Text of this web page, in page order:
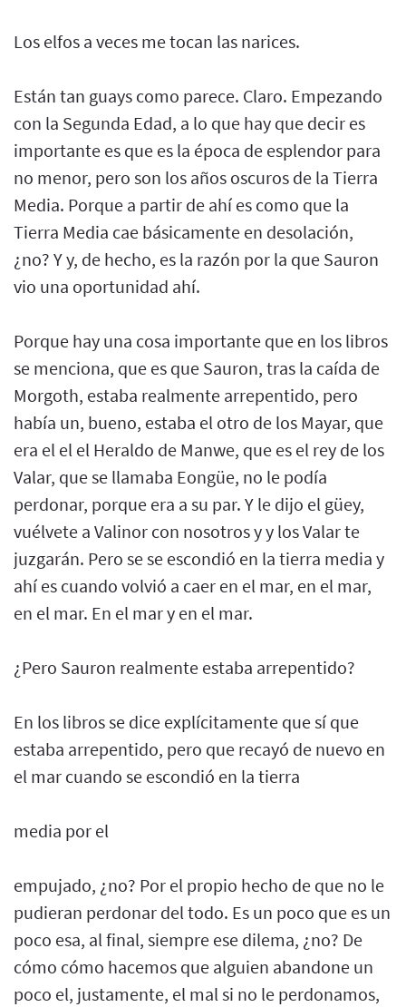
Los elfos a veces me tocan las narices.
Están tan guays como parece. Claro. Empezando
con la Segunda Edad, a lo que hay que decir es
importante es que es la época de esplendor para
no menor, pero son los años oscuros de la Tierra
Media. Porque a partir de ahí es como que la
Tierra Media cae básicamente en desolación,
¿no? Y y, de hecho, es la razón por la que Sauron
vio una oportunidad ahí.
Porque hay una cosa importante que en los libros
se menciona, que es que Sauron, tras la caída de
Morgoth, estaba realmente arrepentido, pero
había un, bueno, estaba el otro de los Mayar, que
era el el el Heraldo de Manwe, que es el rey de los
Valar, que se llamaba Eongüe, no le podía
perdonar, porque era a su par. Y le dijo el güey,
vuélvete a Valinor con nosotros y y los Valar te
juzgarán. Pero se se escondió en la tierra media y
ahí es cuando volvió a caer en el mar, en el mar,
en el mar. En el mar y en el mar.
¿Pero Sauron realmente estaba arrepentido?
En los libros se dice explícitamente que sí que
estaba arrepentido, pero que recayó de nuevo en
el mar cuando se escondió en la tierra
media por el
empujado, ¿no? Por el propio hecho de que no le
pudieran perdonar del todo. Es un poco que es un
poco esa, al final, siempre ese dilema, ¿no? De
cómo cómo hacemos que alguien abandone un
poco el, justamente, el mal si no le perdonamos,